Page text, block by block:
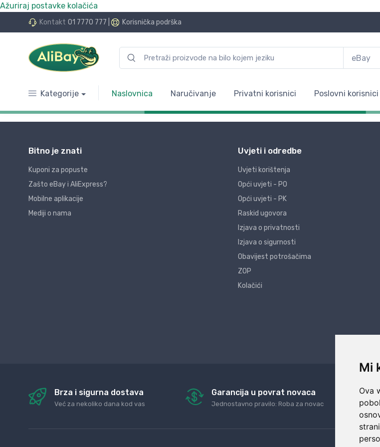
Mi
Ova
Ažuriraj postavke kolačića
Kontakt 01 7770 777 Korisnička podrška
Kategorije Naslovnica Naručivanje Privatni korisnici Poslovni korisnici
Bitno je znati
Kuponi za popuste
Zašto eBay i AliExpress?
Mobilne aplikacije
Mediji o nama
Uvjeti i odredbe
Uvjeti korištenja
Opći uvjeti - PO
Opći uvjeti - PK
Raskid ugovora
Izjava o privatnosti
Izjava o sigurnosti
Obavijest potrošačima
ZOP
Kolačići
Brza i sigurna dostava
Već za nekoliko dana kod vas
Garancija u povrat novaca
Jednostavno pravilo: Roba za novac